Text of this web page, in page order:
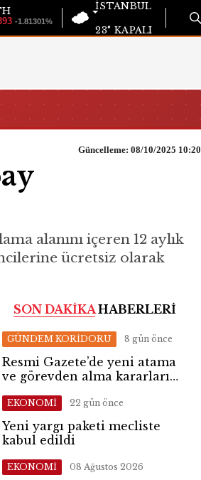
-1.81301%
İSTANBUL
23° KAPALI
Güncelleme: 08/10/2025 10:20
alanını içeren 12 aylık
ücretsiz olarak
SON DAKİKAHABERLERİ
GÜNDEM KORİDORU 8 gün önce
Resmi Gazete’de yeni atama
ve görevden alma kararları
EKONOMİ 22 gün önce
Yeni yargı paketi mecliste
kabul edildi
EKONOMİ 08 Ağustos 2026